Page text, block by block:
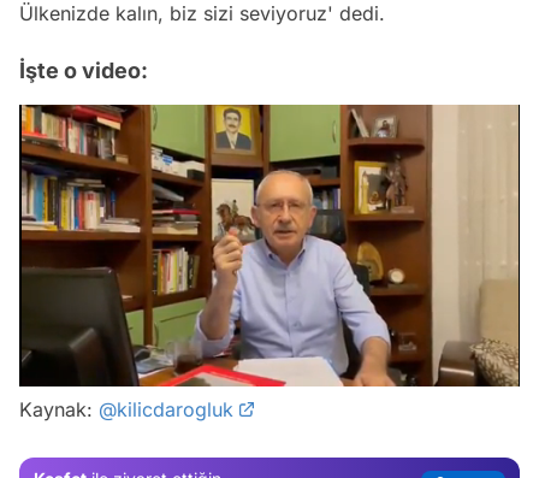
Ülkenizde kalın, biz sizi seviyoruz' dedi.
İşte o video:
Kaynak: @kilicdarogluk
Test